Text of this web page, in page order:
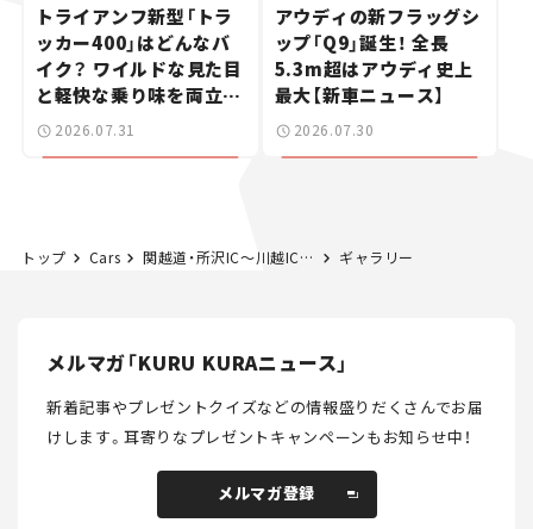
トライアンフ新型「トラ
ッカー400」はどんなバ
イク？ ワイルドな見た目
と軽快な乗り味を両立し
た400ccフラットトラッ
2026.07.31
アウディの新フラッグシ
ップ「Q9」誕生！ 全長
5.3m超はアウディ史上
最大【新車ニュース】
2026.07.30
トップ Cars 関越道・所沢IC～川越IC間、10月18日夜間通行止め。三芳PAも閉鎖。 ギャラリー
メルマガ「KURU KURAニュース」
新着記事やプレゼントクイズなどの情報盛りだくさんでお届
けします。耳寄りなプレゼントキャンペーンもお知らせ中！
メルマガ登録